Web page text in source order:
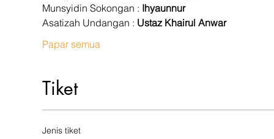
Munsyidin Sokongan : Ihyaunnur
Asatizah Undangan : Ustaz Khairul Anwar
Papar semua
Tiket
Jenis tiket